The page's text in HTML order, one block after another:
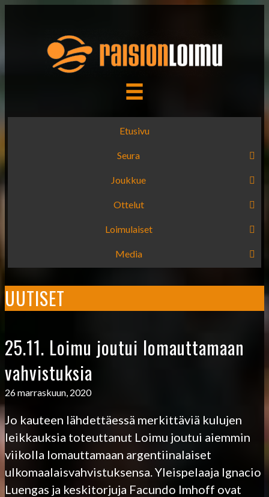
Etusivu
Seura
Joukkue
Ottelut
Loimulaiset
Media
UUTISET
25.11. Loimu joutui lomauttamaan
vahvistuksia
26 marraskuun, 2020
Jo kauteen lähdettäessä merkittäviä kulujen
leikkauksia toteuttanut Loimu joutui aiemmin
viikolla lomauttamaan argentiinalaiset
ulkomaalaisvahvistuksensa. Yleispelaaja Ignacio
Luengas ja keskitorjuja Facundo Imhoff ovat